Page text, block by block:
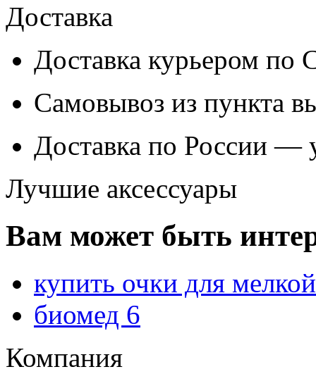
Доставка
Доставка курьером
Самовывоз из пункта
Доставка по России —
Лучшие аксессуары
Вам может быть
купить очки для
биомед 6
Компания